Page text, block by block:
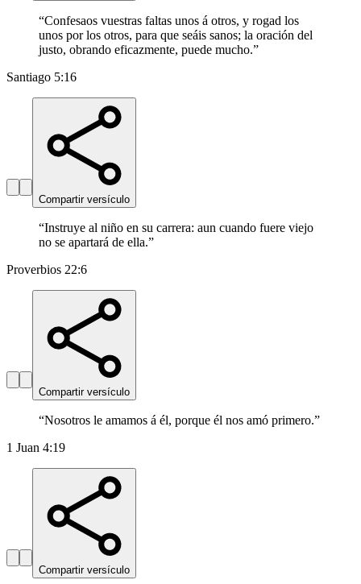
“Confesaos vuestras faltas unos á otros, y rogad los
unos por los otros, para que seáis sanos; la oración del
justo, obrando eficazmente, puede mucho.”
Santiago 5:16
Compartir versículo
“Instruye al niño en su carrera: aun cuando fuere viejo
no se apartará de ella.”
Proverbios 22:6
Compartir versículo
“Nosotros le amamos á él, porque él nos amó primero.”
1 Juan 4:19
Compartir versículo